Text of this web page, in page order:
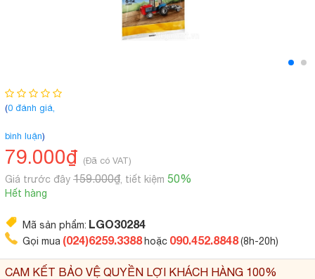
(0 đánh giá,
bình luận)
79.000₫ (Đã có VAT)
Giá trước đây 159.000₫ , tiết kiệm 50%
Hết hàng
CAM KẾT BẢO VỆ QUYỀN LỢI KHÁCH HÀNG 100%
Mã sản phẩm: LGO30284
Gọi mua (024)6259.3388 hoặc 090.452.8848(8h-20h)